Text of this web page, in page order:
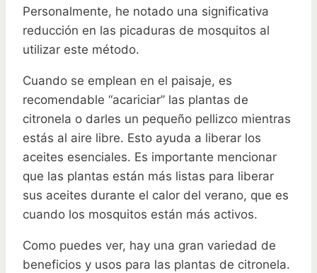
Personalmente, he notado una significativa
reducción en las picaduras de mosquitos al
utilizar este método.
Cuando se emplean en el paisaje, es
recomendable “acariciar” las plantas de
citronela o darles un pequeño pellizco mientras
estás al aire libre. Esto ayuda a liberar los
aceites esenciales. Es importante mencionar
que las plantas están más listas para liberar
sus aceites durante el calor del verano, que es
cuando los mosquitos están más activos.
Como puedes ver, hay una gran variedad de
beneficios y usos para las plantas de citronela.